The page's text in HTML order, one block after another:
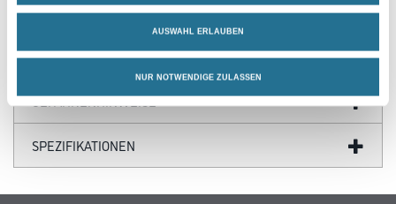
AUSWAHL ERLAUBEN
NUR NOTWENDIGE ZULASSEN
ZUSATZINFOS
GEFAHRENHINWEISE
SPEZIFIKATIONEN